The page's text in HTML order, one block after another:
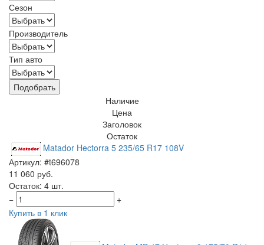
Сезон
Производитель
Тип авто
Подобрать
Наличие
Цена
Заголовок
Остаток
Matador Hectorra 5 235/65 R17 108V
Артикул: #t696078
11 060 руб.
Остаток: 4 шт.
−
+
Купить в 1 клик